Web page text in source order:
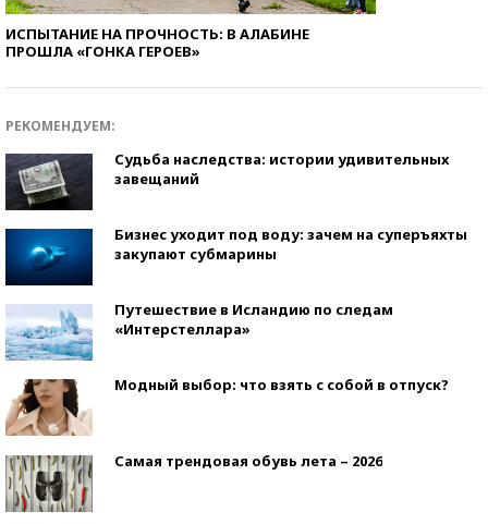
ИСПЫТАНИЕ НА ПРОЧНОСТЬ: В АЛАБИНЕ
ПРОШЛА «ГОНКА ГЕРОЕВ»
РЕКОМЕНДУЕМ:
Судьба наследства: истории удивительных
завещаний
Бизнес уходит под воду: зачем на суперъяхты
закупают субмарины
Путешествие в Исландию по следам
«Интерстеллара»
Модный выбор: что взять с собой в отпуск?
Самая трендовая обувь лета – 2026